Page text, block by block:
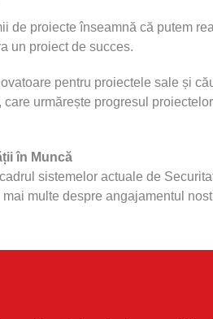
de proiecte înseamnă că putem
un proiect de succes.
pentru proiectele sale și
urmărește progresul
în Muncă
sistemelor actuale de
multe despre angajamentul